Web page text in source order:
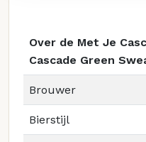
Over de Met Je
Cascade Green
Brouwer
Bierstijl